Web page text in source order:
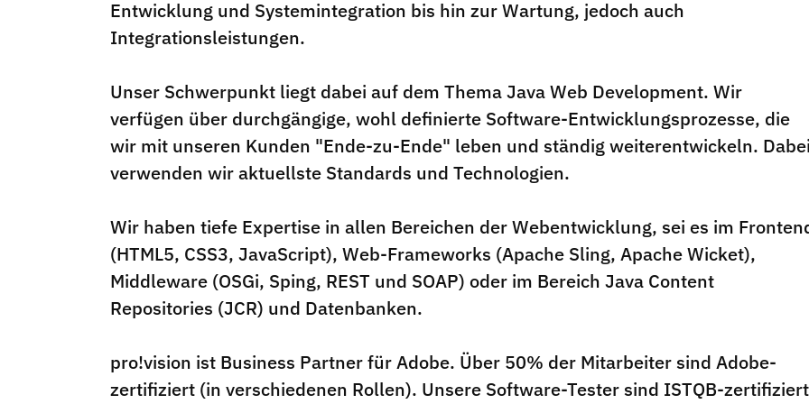
Entwicklung und Systemintegration bis hin zur Wartung, jedoch auch
Integrationsleistungen.
Unser Schwerpunkt liegt dabei auf dem Thema Java Web Development. Wir
verfügen über durchgängige, wohl definierte Software-Entwicklungsprozesse, die
wir mit unseren Kunden "Ende-zu-Ende" leben und ständig weiterentwickeln. Dabei
verwenden wir aktuellste Standards und Technologien.
Wir haben tiefe Expertise in allen Bereichen der Webentwicklung, sei es im
(HTML5, CSS3, JavaScript), Web-Frameworks (Apache Sling, Apache Wicket),
Middleware (OSGi, Sping, REST und SOAP) oder im Bereich Java Content
Repositories (JCR) und Datenbanken.
pro!vision ist Business Partner für Adobe. Über 50% der Mitarbeiter sind Adobe-
zertifiziert (in verschiedenen Rollen). Unsere Software-Tester sind ISTQB-